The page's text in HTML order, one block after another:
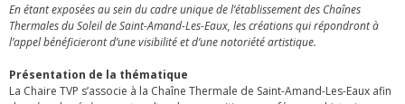
En étant exposées au sein du cadre unique de l’établissement des Chaînes
Thermales du Soleil de Saint-Amand-Les-Eaux, les créations qui répondront à
l’appel bénéficieront d’une visibilité et d’une notoriété artistique.
Présentation de la thématique
La Chaire TVP s’associe à la Chaîne Thermale de Saint-Amand-Les-Eaux afin